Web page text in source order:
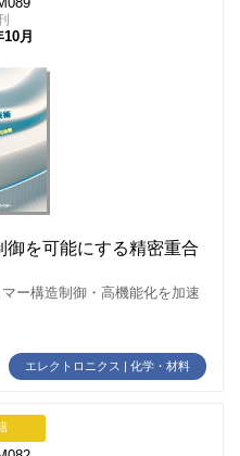
月
を可能にする精密重合
ー構造制御・高機能化を加速
エレクトロニクス | 化学・材料